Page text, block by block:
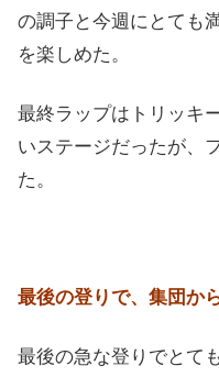
の調子と今週にとても
を楽しめた。
最終ラップはトリッキ
いステージだったが、
た。
最後の登りで、集団か
最後の急な登りでとて